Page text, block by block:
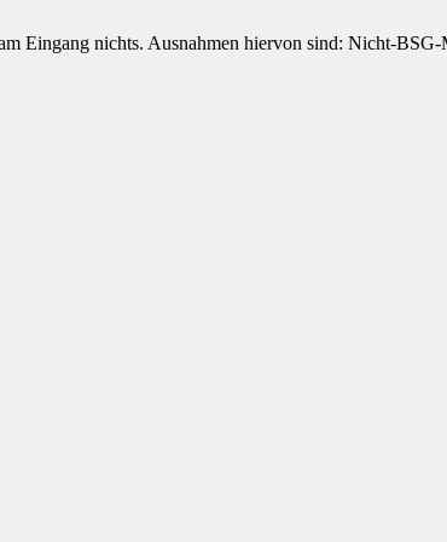
Eingang nichts. Ausnahmen hiervon sind: Nicht-BSG-